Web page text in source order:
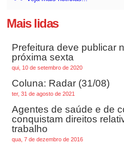
Mais lidas
Prefeitura deve publicar
próxima sexta
qui, 10 de setembro de 2020
Coluna: Radar (31/08)
ter, 31 de agosto de 2021
Agentes de saúde e de
conquistam direitos
trabalho
qua, 7 de dezembro de 2016